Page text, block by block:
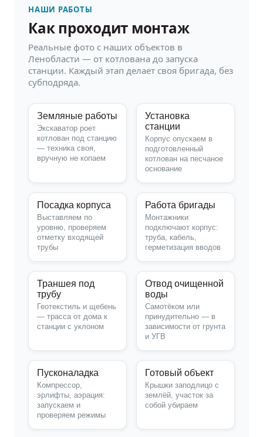
НАШИ РАБОТЫ
Как проходит монтаж
Реальные фото с наших объектов в
Ленобласти — от котлована до запуска
станции. Каждый этап делает своя бригада, без
субподряда.
Земляные работы
Экскаватор роет
котлован под станцию
— техника своя,
вручную не копаем
Установка
станции
Корпус опускаем в
подготовленный
котлован на песчаное
основание
Посадка корпуса
Выставляем по
уровню, проверяем
отметку входящей
трубы
Работа бригады
Монтажники
подключают корпус:
труба, кабель,
герметизация вводов
Траншея под
трубу
Геотекстиль и щебень
— трасса от дома к
станции с уклоном
Отвод очищенной
воды
Самотёком или
принудительно — в
зависимости от грунта
и УГВ
Пусконаладка
Компрессор,
эрлифты, аэрация:
запускаем и
проверяем режимы
Готовый объект
Крышки заподлицо с
землёй, участок за
собой убираем